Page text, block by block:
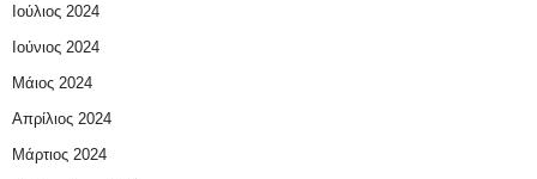
Ιούλιος 2024
Ιούνιος 2024
Μάιος 2024
Απρίλιος 2024
Μάρτιος 2024